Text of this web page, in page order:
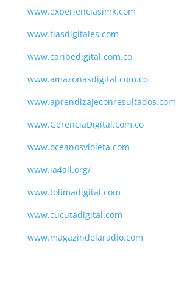
www.experienciasimk.com
www.tiasdigitales.com
www.caribedigital.com.co
www.amazonasdigital.com.co
www.aprendizajeconresultados.com
www.GerenciaDigital.com.co
www.oceanosvioleta.com
www.ia4all.org/
www.tolimadigital.com
www.cucutadigital.com
www.magazíndelaradio.com